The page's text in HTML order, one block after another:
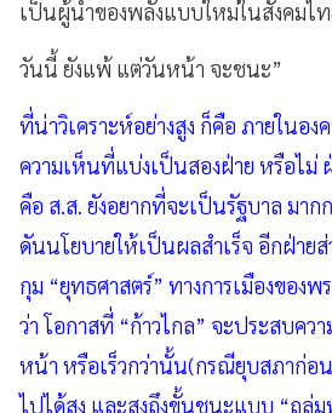
เป็นผู้นำของพลังแบบใหม่ในสังคมไ
วันนี้ ยังแพ้ แต่วันหน้า จะชนะ”
ที่น่าวิเคราะห์อย่างสูง ก็คือ ภายในอง
ความเห็นที่แบ่งเป็นสองฝ่าย หรือไม่
คือ ส.ส. ยังอยากที่จะเป็นรัฐบาล มาก
ดันนโยบายให้เป็นผลสำเร็จ อีกฝ่า
กุม “ยุทธศาสตร์” ทางการเมืองของ
ว่า โอกาสที่ “ก้าวไกล” จะประสบคว
หน้า หรือเร็วกว่านั้น(กรณียุบสภาก่อ
ไปได้สูง และสูงถึงขั้นชนะแบบ “ถล่ม